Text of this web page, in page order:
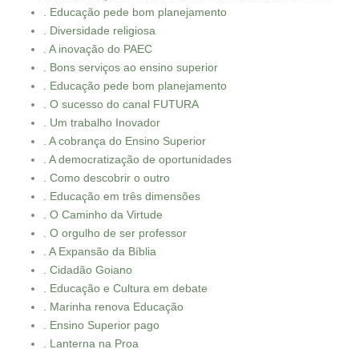
. Educação pede bom planejamento
. Diversidade religiosa
. A inovação do PAEC
. Bons serviços ao ensino superior
. Educação pede bom planejamento
. O sucesso do canal FUTURA
. Um trabalho Inovador
. A cobrança do Ensino Superior
. A democratização de oportunidades
. Como descobrir o outro
. Educação em três dimensões
. O Caminho da Virtude
. O orgulho de ser professor
. A Expansão da Bíblia
. Cidadão Goiano
. Educação e Cultura em debate
. Marinha renova Educação
. Ensino Superior pago
. Lanterna na Proa